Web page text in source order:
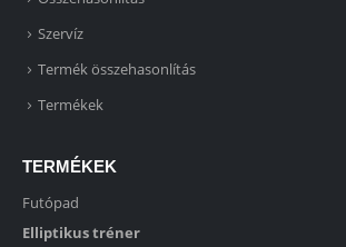
Szervíz
Termék összehasonlítás
Termékek
TERMÉKEK
Futópad
Elliptikus tréner